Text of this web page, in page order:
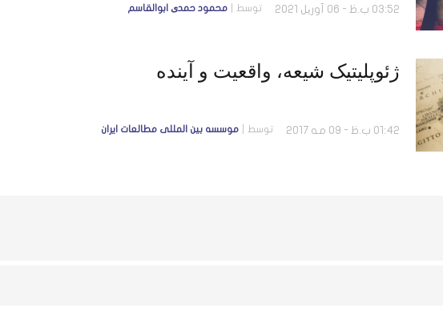
03:52 ب.ظ - 06 آوریل 2021 توسط محمود حمدی ابوالقاسم
ژئوپلیتیک شیعه، واقعیت و آینده
01:42 ب.ظ - 09 مه 2017 توسط موسسه بين المللى مطالعات ايران